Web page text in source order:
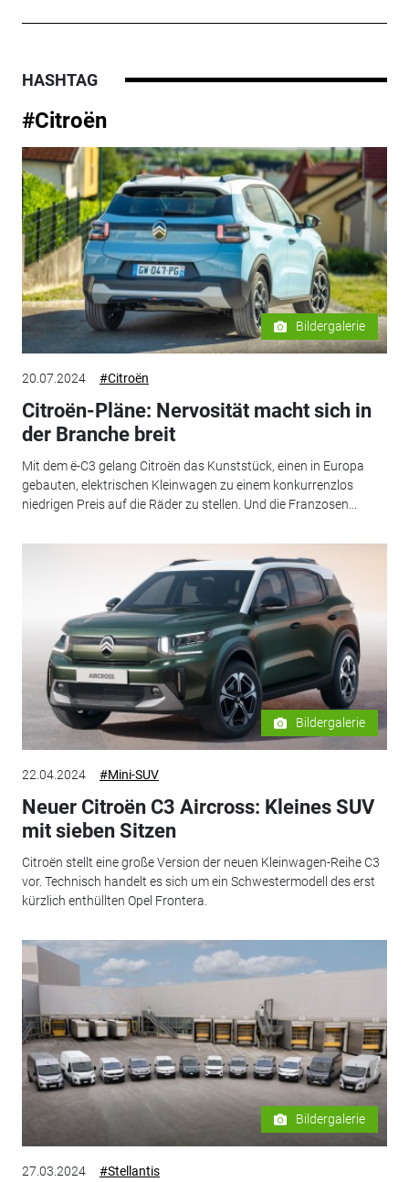
HASHTAG
#Citroën
Bildergalerie
20.07.2024 #Citroën
Citroën-Pläne: Nervosität macht sich in
der Branche breit
Mit dem ë-C3 gelang Citroën das Kunststück, einen in Europa
gebauten, elektrischen Kleinwagen zu einem konkurrenzlos
niedrigen Preis auf die Räder zu stellen. Und die Franzosen...
Bildergalerie
22.04.2024 #Mini-SUV
Neuer Citroën C3 Aircross: Kleines SUV
mit sieben Sitzen
Citroën stellt eine große Version der neuen Kleinwagen-Reihe C3
vor. Technisch handelt es sich um ein Schwestermodell des erst
kürzlich enthüllten Opel Frontera.
Bildergalerie
27.03.2024 #Stellantis